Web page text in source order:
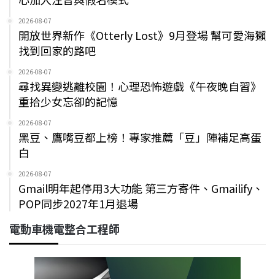
2026-08-07
開放世界新作《Otterly Lost》9月登場 幫可愛海獺
找到回家的路吧
2026-08-07
尋找異變逃離校園！心理恐怖遊戲《午夜晚自習》
重拾少女忘卻的記憶
2026-08-07
黑豆、鷹嘴豆都上榜！專家推薦「豆」陣補足高蛋
白
2026-08-07
Gmail明年起停用3大功能 第三方寄件、Gmailify、
POP同步2027年1月退場
電動車機電整合工程師